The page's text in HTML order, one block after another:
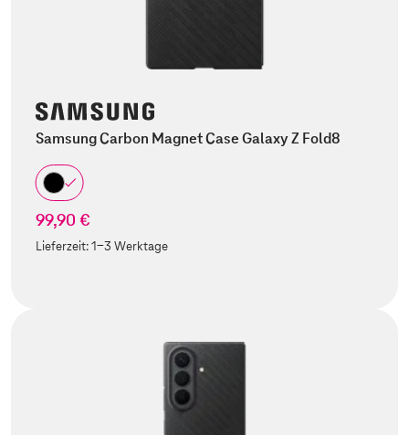
Samsung Carbon Magnet Case Galaxy Z Fold8
99,90 €
Lieferzeit:1-3 Werktage